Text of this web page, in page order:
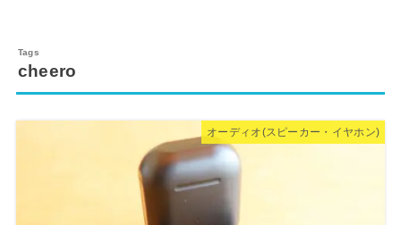
cheero
オーディオ(スピーカー・イヤホン)